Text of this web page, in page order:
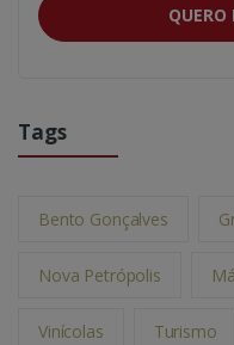
QUERO
Tags
Bento Gonçalves
Nova Petrópolis
Vinícolas Turismo